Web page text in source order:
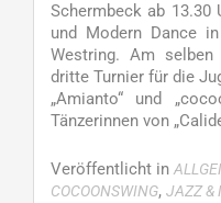
Schermbeck ab 13.30
und Modern Dance
Westring. Am
dritte Turnier für die
„Amianto“ und
Tänzerinnen von
Veröffentlicht in
COCOONSWING, JAZZ &